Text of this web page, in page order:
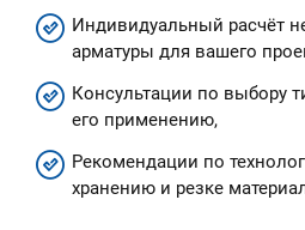
Индивидуальный расчёт
арматуры для вашего
Консультации по выбору
его применению,
Рекомендации по
хранению и резке